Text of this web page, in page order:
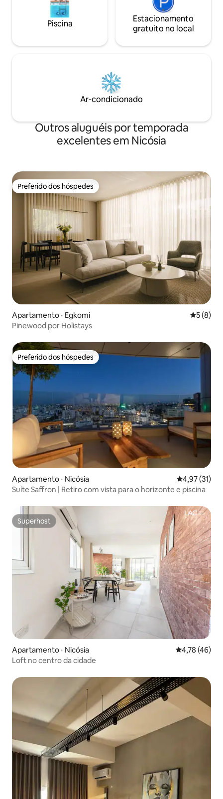
Piscina
Estacionamento
gratuito no local
Ar-condicionado
Outros aluguéis por temporada
excelentes em Nicósia
Preferido dos hóspedes
Preferido dos hóspedes
Apartamento ⋅ Egkomi 5 de
5 (8)
Pinewood por Holistays
Preferido dos hóspedes
Preferido dos hóspedes
Apartamento ⋅ Nicósia 4,97 de uma
4,97 (31)
Suíte Saffron | Retiro com vista para o horizonte e piscina
Superhost
Superhost
Apartamento ⋅ Nicósia 4,78 de uma
4,78 (46)
Loft no centro da cidade